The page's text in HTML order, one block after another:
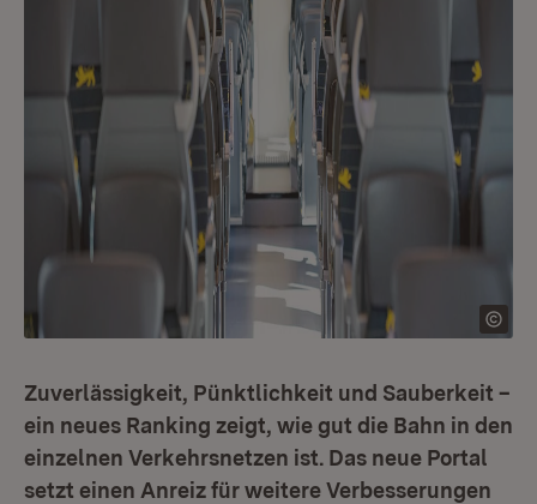
Zuverlässigkeit, Pünktlichkeit und Sauberkeit –
ein neues Ranking zeigt, wie gut die Bahn in den
einzelnen Verkehrsnetzen ist. Das neue Portal
setzt einen Anreiz für weitere Verbesserungen